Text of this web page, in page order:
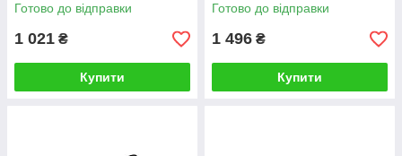
Готово до відправки
1 021 ₴
Купити
Готово до відправки
1 496 ₴
Купити